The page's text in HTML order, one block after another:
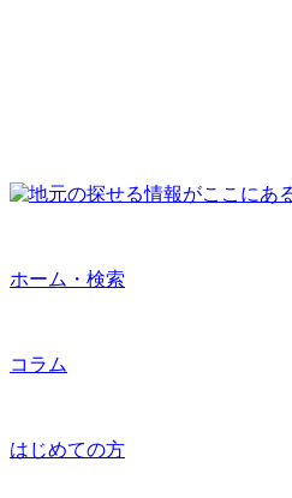
ホーム・検索
コラム
はじめての方